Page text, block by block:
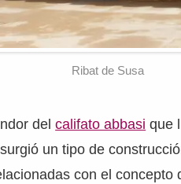
Ribat de Susa
delcalifato abbasi que
surgió un tipo de
con el concepto